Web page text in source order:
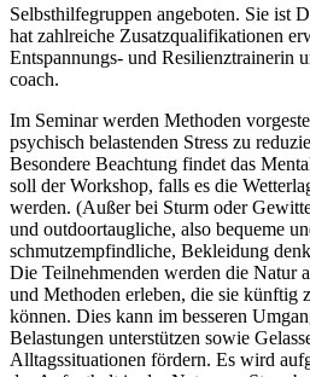
Selbsthilfegruppen angeboten. Sie ist
hat zahlreiche Zusatzqualifikationen
Entspannungs- und Resilienztrainerin
coach.
Im Seminar werden Methoden
psychisch belastenden Stress zu
Besondere Beachtung findet das
soll der Workshop, falls es die
werden. (Außer bei Sturm oder
und outdoortaugliche, also bequeme
schmutzempfindliche, Bekleidung
Die Teilnehmenden werden die Natur
und Methoden erleben, die sie künftig
können. Dies kann im besseren
Belastungen unterstützen sowie
Alltagssituationen fördern. Es wird